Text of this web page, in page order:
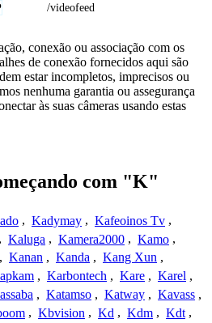
/videofeed
conexão ou associação com os
de conexão fornecidos aqui são
estar incompletos, imprecisos ou
nenhuma garantia ou assegurança
às suas câmeras usando estas
com "K"
, Kadymay , Kafeoinos Tv ,
, Kaluga , Kamera2000 , Kamo ,
, Kanan , Kanda , Kang Xun ,
, Karbontech , Kare , Karel ,
, Katamso , Katway , Kavass ,
, Kbvision , Kd , Kdm , Kdt ,